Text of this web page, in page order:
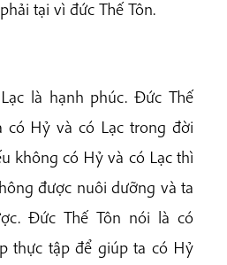
tại vì đức Thế Tôn.
là hạnh phúc. Đức Thế
có Hỷ và có Lạc trong đời
không có Hỷ và có Lạc thì
được nuôi dưỡng và ta
Đức Thế Tôn nói là có
thực tập để giúp ta có Hỷ